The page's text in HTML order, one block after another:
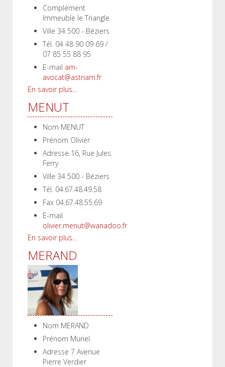
Complément
Immeuble le Triangle
Ville 34 500 - Béziers
Tél. 04 48 90 09 69 /
07 85 55 88 95
E-mail am-
avocat@astriam.fr
En savoir plus...
MENUT
Nom MENUT
Prénom Olivier
Adresse 16, Rue Jules
Ferry
Ville 34 500 - Béziers
Tél. 04.67.48.49.58
Fax 04.67.48.55.69
E-mail
olivier.menut@wanadoo.fr
En savoir plus...
MERAND
Nom MERAND
Prénom Muriel
Adresse 7 Avenue
Pierre Verdier